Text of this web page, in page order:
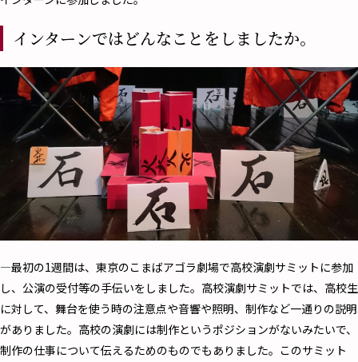
インターンではどんなことをしましたか。
―最初の1週間は、東京のこまばアゴラ劇場で高校演劇サミットに参加
し、公演の受付等の手伝いをしました。高校演劇サミットでは、高校生
に対して、舞台を使う時の注意点や音響や照明、制作など一通りの説明
がありました。高校の演劇には制作というポジションがないみたいで、
制作の仕事について伝えるためのものでもありました。このサミット